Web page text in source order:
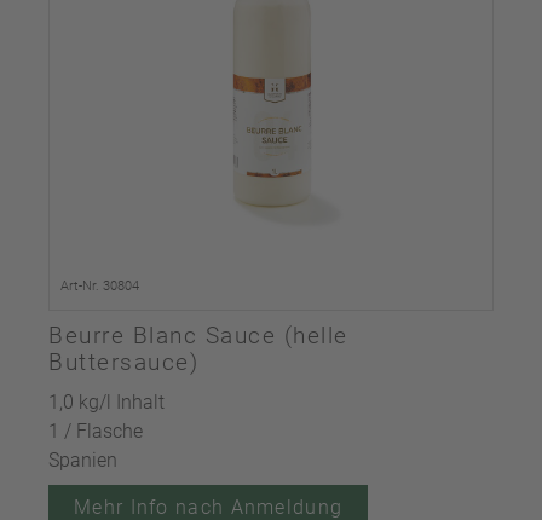
Art-Nr. 30804
Beurre Blanc Sauce (helle
Buttersauce)
1,0 kg/l Inhalt
1 / Flasche
Spanien
Mehr Info nach Anmeldung